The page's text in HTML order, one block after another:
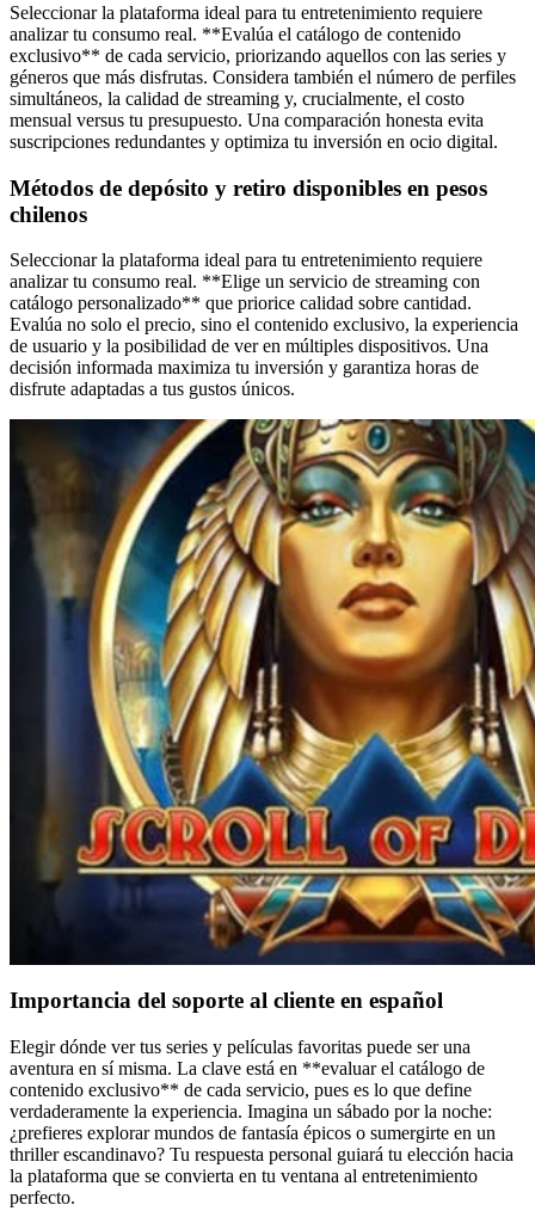
Seleccionar la plataforma ideal para tu entretenimiento requiere
analizar tu consumo real. **Evalúa el catálogo de contenido
exclusivo** de cada servicio, priorizando aquellos con las series y
géneros que más disfrutas. Considera también el número de perfiles
simultáneos, la calidad de streaming y, crucialmente, el costo
mensual versus tu presupuesto. Una comparación honesta evita
suscripciones redundantes y optimiza tu inversión en ocio digital.
Métodos de depósito y retiro disponibles en pesos
chilenos
Seleccionar la plataforma ideal para tu entretenimiento requiere
analizar tu consumo real. **Elige un servicio de streaming con
catálogo personalizado** que priorice calidad sobre cantidad.
Evalúa no solo el precio, sino el contenido exclusivo, la experiencia
de usuario y la posibilidad de ver en múltiples dispositivos. Una
decisión informada maximiza tu inversión y garantiza horas de
disfrute adaptadas a tus gustos únicos.
Importancia del soporte al cliente en español
Elegir dónde ver tus series y películas favoritas puede ser una
aventura en sí misma. La clave está en **evaluar el catálogo de
contenido exclusivo** de cada servicio, pues es lo que define
verdaderamente la experiencia. Imagina un sábado por la noche:
¿prefieres explorar mundos de fantasía épicos o sumergirte en un
thriller escandinavo? Tu respuesta personal guiará tu elección hacia
la plataforma que se convierta en tu ventana al entretenimiento
perfecto.